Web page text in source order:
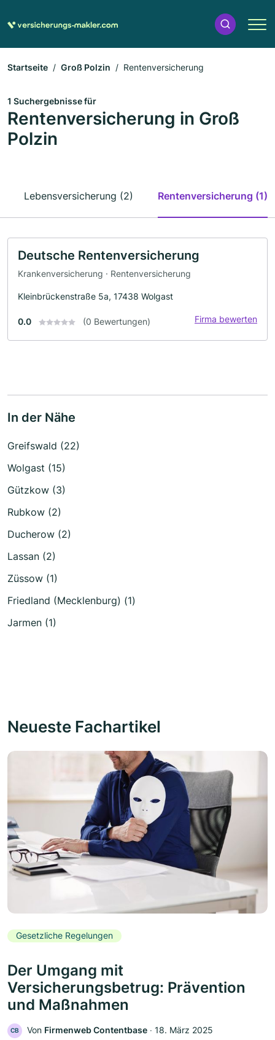
Startseite Groß Polzin Rentenversicherung
1 Suchergebnisse für
Rentenversicherung in Groß
Polzin
Lebensversicherung (2) Rentenversicherung (1)
Deutsche Rentenversicherung
Krankenversicherung · Rentenversicherung
Kleinbrückenstraße 5a, 17438 Wolgast
0.0 (0 Bewertungen) Firma bewerten
In der Nähe
Greifswald (22)
Wolgast (15)
Gützkow (3)
Rubkow (2)
Ducherow (2)
Lassan (2)
Züssow (1)
Friedland (Mecklenburg) (1)
Jarmen (1)
Neueste Fachartikel
Gesetzliche Regelungen
Der Umgang mit
Versicherungsbetrug: Prävention
und Maßnahmen
CB Von Firmenweb Contentbase ‧ 18. März 2025